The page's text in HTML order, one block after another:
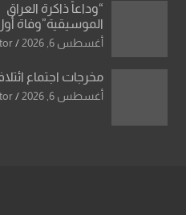
“وداعاً ذاكرة العراق
الموسيقية”وفاة
للأوركسترا
أغسطس 6, 2026
مخرجات اجتماع
أغسطس 6, 2026